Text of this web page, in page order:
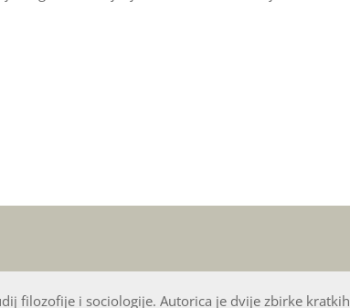
filozofije i sociologije. Autorica je dvije zbirke kratkih